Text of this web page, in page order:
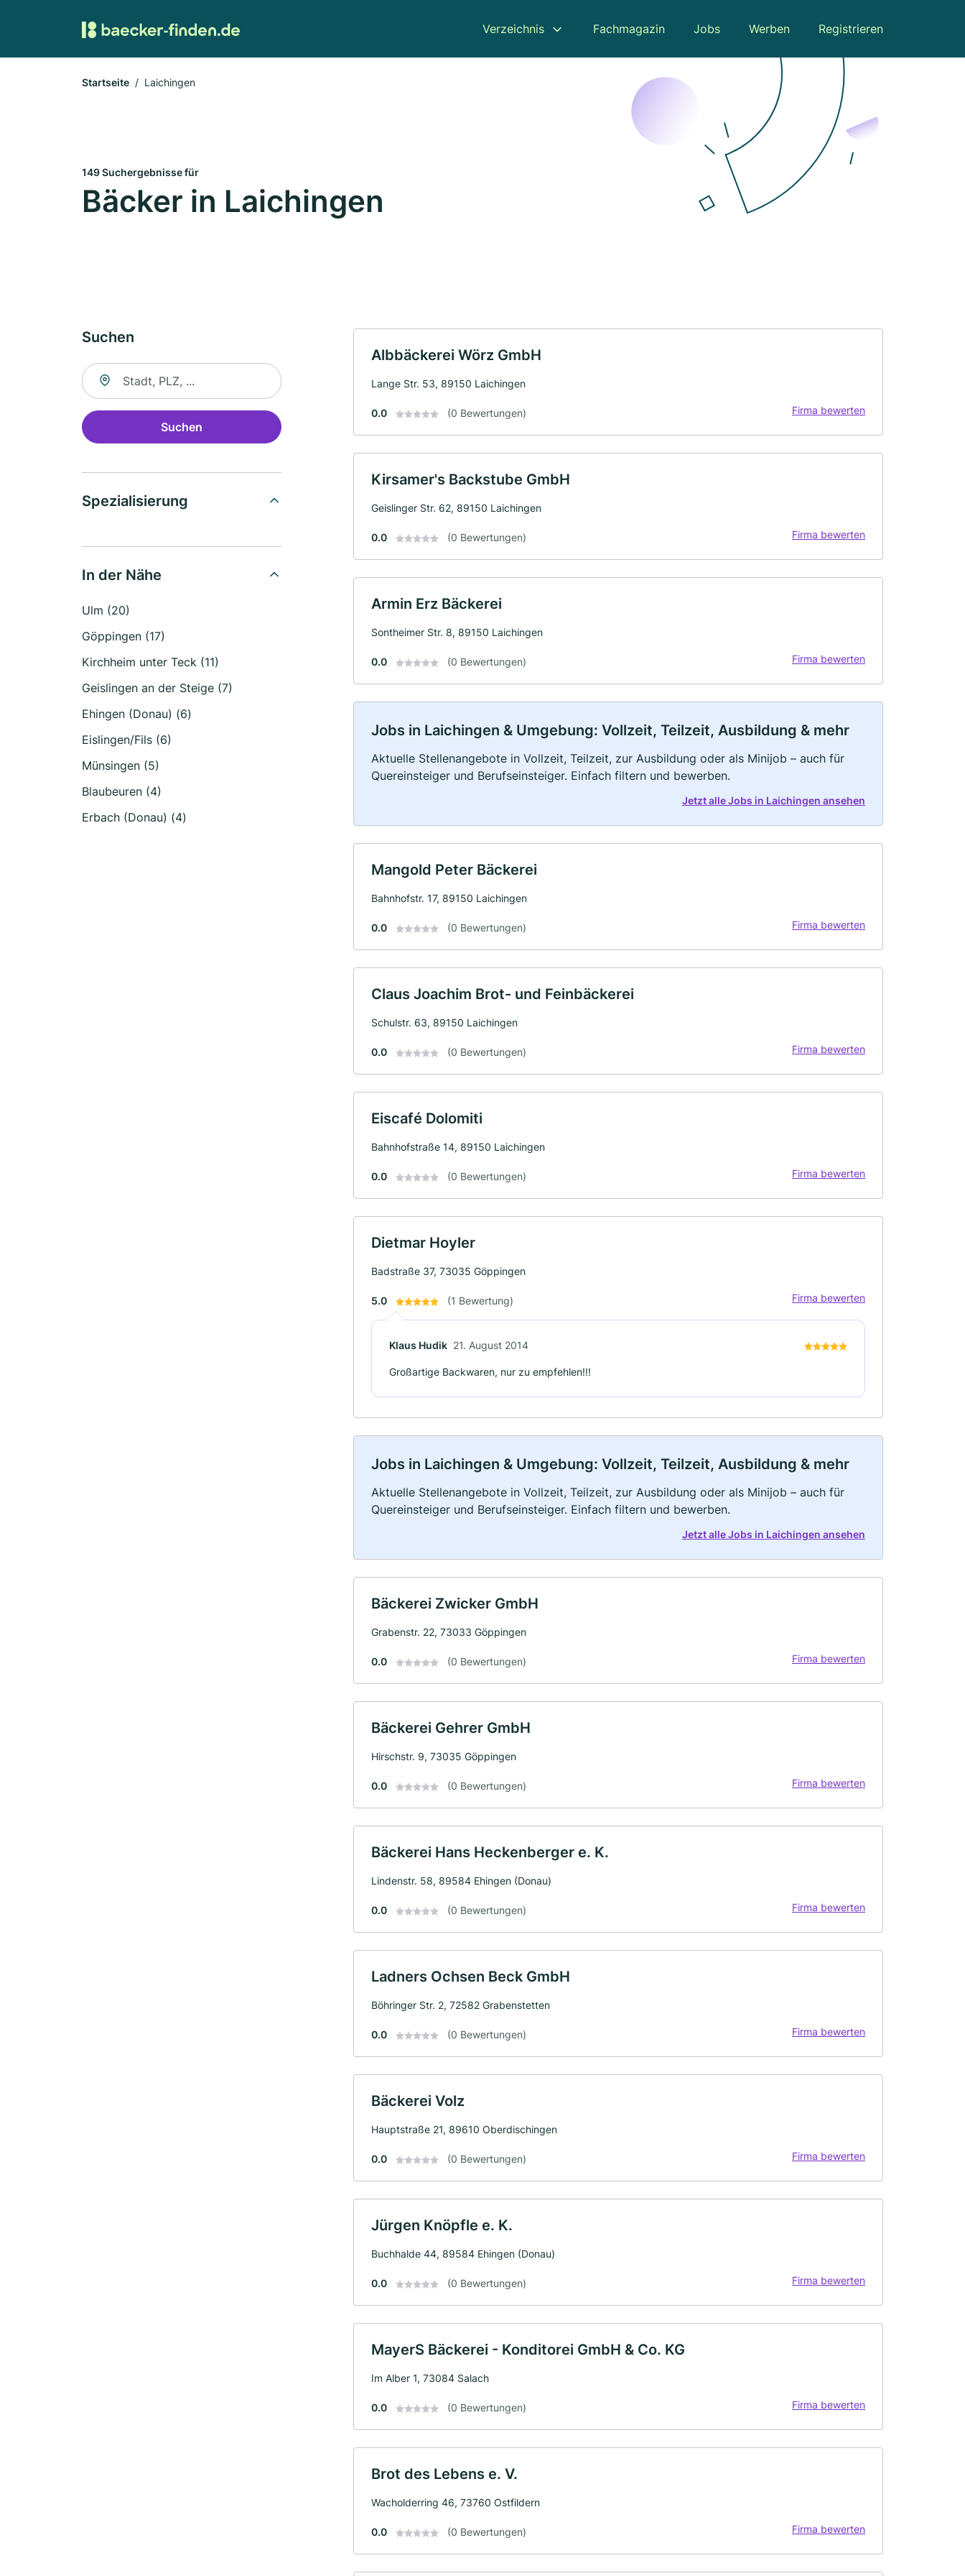
Verzeichnis Fachmagazin Jobs Werben Registrieren
Startseite Laichingen
149 Suchergebnisse für
Bäcker in Laichingen
Suchen
Suche nach Ort
Suchen
Spezialisierung
In der Nähe
Ulm (20)
Göppingen (17)
Kirchheim unter Teck (11)
Geislingen an der Steige (7)
Ehingen (Donau) (6)
Eislingen/Fils (6)
Münsingen (5)
Blaubeuren (4)
Erbach (Donau) (4)
Albbäckerei Wörz GmbH
Lange Str. 53, 89150 Laichingen
0.0 (0 Bewertungen) Firma bewerten
Kirsamer's Backstube GmbH
Geislinger Str. 62, 89150 Laichingen
0.0 (0 Bewertungen) Firma bewerten
Armin Erz Bäckerei
Sontheimer Str. 8, 89150 Laichingen
0.0 (0 Bewertungen) Firma bewerten
Jobs in Laichingen & Umgebung: Vollzeit, Teilzeit, Ausbildung & mehr
Aktuelle Stellenangebote in Vollzeit, Teilzeit, zur Ausbildung oder als Minijob – auch für
Quereinsteiger und Berufseinsteiger. Einfach filtern und bewerben.
Jetzt alle Jobs in Laichingen ansehen
Mangold Peter Bäckerei
Bahnhofstr. 17, 89150 Laichingen
0.0 (0 Bewertungen) Firma bewerten
Claus Joachim Brot- und Feinbäckerei
Schulstr. 63, 89150 Laichingen
0.0 (0 Bewertungen) Firma bewerten
Eiscafé Dolomiti
Bahnhofstraße 14, 89150 Laichingen
0.0 (0 Bewertungen) Firma bewerten
Dietmar Hoyler
Badstraße 37, 73035 Göppingen
5.0 (1 Bewertung) Firma bewerten
Klaus Hudik 21. August 2014
Großartige Backwaren, nur zu empfehlen!!!
Jobs in Laichingen & Umgebung: Vollzeit, Teilzeit, Ausbildung & mehr
Aktuelle Stellenangebote in Vollzeit, Teilzeit, zur Ausbildung oder als Minijob – auch für
Quereinsteiger und Berufseinsteiger. Einfach filtern und bewerben.
Jetzt alle Jobs in Laichingen ansehen
Bäckerei Zwicker GmbH
Grabenstr. 22, 73033 Göppingen
0.0 (0 Bewertungen) Firma bewerten
Bäckerei Gehrer GmbH
Hirschstr. 9, 73035 Göppingen
0.0 (0 Bewertungen) Firma bewerten
Bäckerei Hans Heckenberger e. K.
Lindenstr. 58, 89584 Ehingen (Donau)
0.0 (0 Bewertungen) Firma bewerten
Ladners Ochsen Beck GmbH
Böhringer Str. 2, 72582 Grabenstetten
0.0 (0 Bewertungen) Firma bewerten
Bäckerei Volz
Hauptstraße 21, 89610 Oberdischingen
0.0 (0 Bewertungen) Firma bewerten
Jürgen Knöpfle e. K.
Buchhalde 44, 89584 Ehingen (Donau)
0.0 (0 Bewertungen) Firma bewerten
MayerS Bäckerei - Konditorei GmbH & Co. KG
Im Alber 1, 73084 Salach
0.0 (0 Bewertungen) Firma bewerten
Brot des Lebens e. V.
Wacholderring 46, 73760 Ostfildern
0.0 (0 Bewertungen) Firma bewerten